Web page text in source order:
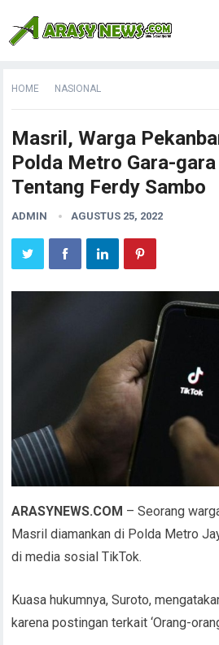
HOME NASIONAL
Masril, Warga
Polda Metro Gara-
Tentang Ferdy Sambo
ADMIN AGUSTUS 25, 2022
ARASYNEWS.COM – Seorang
Masril diamankan di Polda Metro
di media sosial TikTok.
Kuasa hukumnya, Suroto,
karena postingan terkait ‘Orang-